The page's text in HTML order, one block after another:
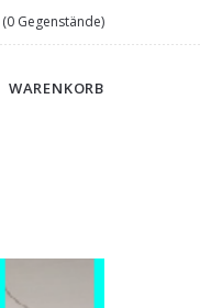
(0 Gegenstände)
WARENKORB